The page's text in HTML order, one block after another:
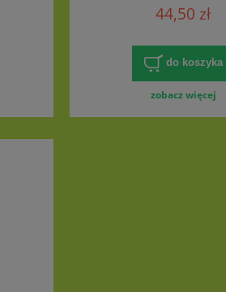
44,50 zł
do koszyka
zobacz więcej